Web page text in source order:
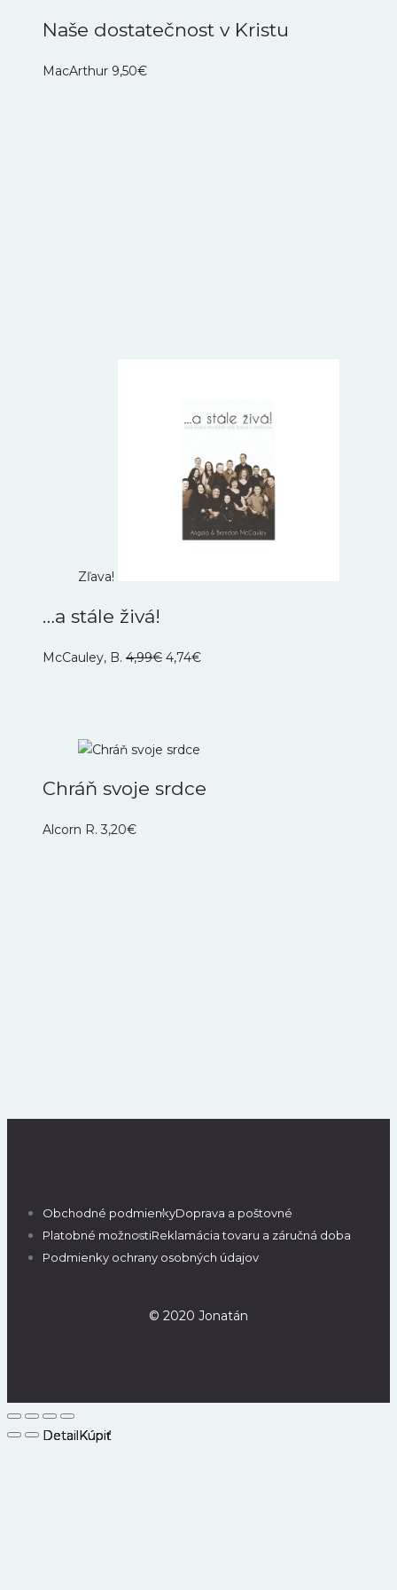
DetailKúpiť
Naše dostatečnost v Kristu
MacArthur 9,50€
DetailKúpiť
Zľava!
…a stále živá!
McCauley, B. 4,99€ Pôvodná
4,74€Aktuálna
DetailKúpiť
Chráň svoje srdce
Alcorn R. 3,20€
DetailKúpiť
Obchodné podmienkyDoprava a poštovné
Platobné možnostiReklamácia tovaru a záručná doba
Podmienky ochrany osobných údajov
© 2020 Jonatán